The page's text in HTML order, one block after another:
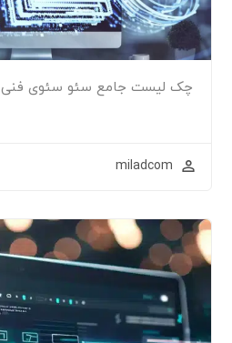
چک لیست جامع سئو سئوی فنی Technical SEO
miladcom